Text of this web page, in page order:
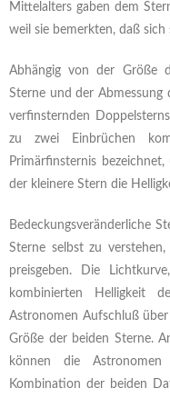
Mittelalters gaben dem
weil sie bemerkten, daß
Abhängig von der Größe
Sterne und der Abmessung
verfinsternden
zu zwei Einbrüchen
Primärfinsternis
der kleinere Stern die
Bedeckungsveränderliche
Sterne selbst zu
preisgeben. Die
kombinierten Helligkeit
Astronomen Aufschluß
Größe der beiden Sterne.
können die
Kombination der beiden